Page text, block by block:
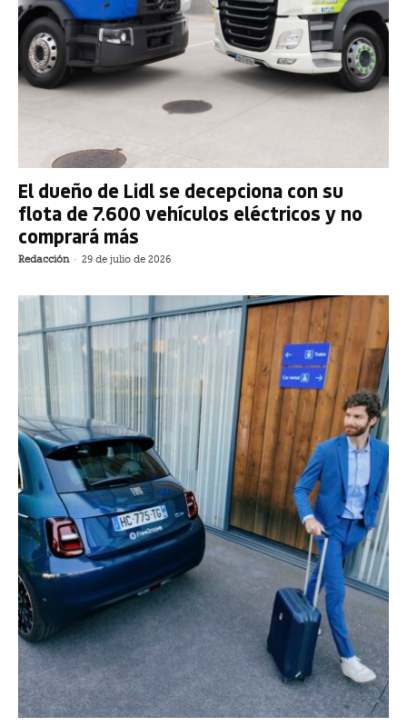
El dueño de Lidl se decepciona con su
flota de 7.600 vehículos eléctricos y no
comprará más
Redacción - 29 de julio de 2026